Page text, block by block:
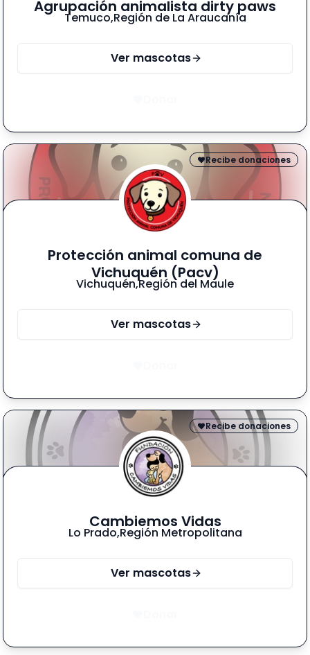
Agrupación animalista dirty paws
Temuco,Región de La Araucanía
Ver mascotas
Recibe donaciones
Protección animal comuna de
Vichuquén (Pacv)
Vichuquén,Región del Maule
Ver mascotas
Recibe donaciones
Cambiemos Vidas
Lo Prado,Región Metropolitana
Ver mascotas